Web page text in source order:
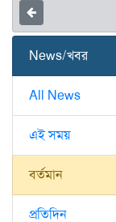
News/খবর
All News
এই সময়
বর্তমান
প্রতিদিন